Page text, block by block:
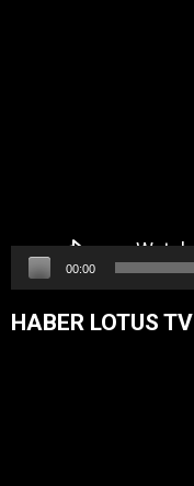
00:00
HABER LOTUS TV